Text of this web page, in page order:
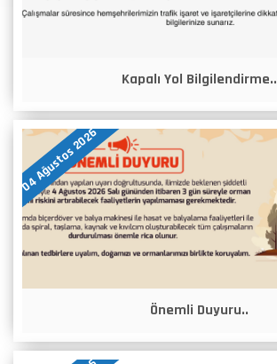
Kapalı Yol Bilgilendirme..
04 Ağustos 2026
Önemli Duyuru..